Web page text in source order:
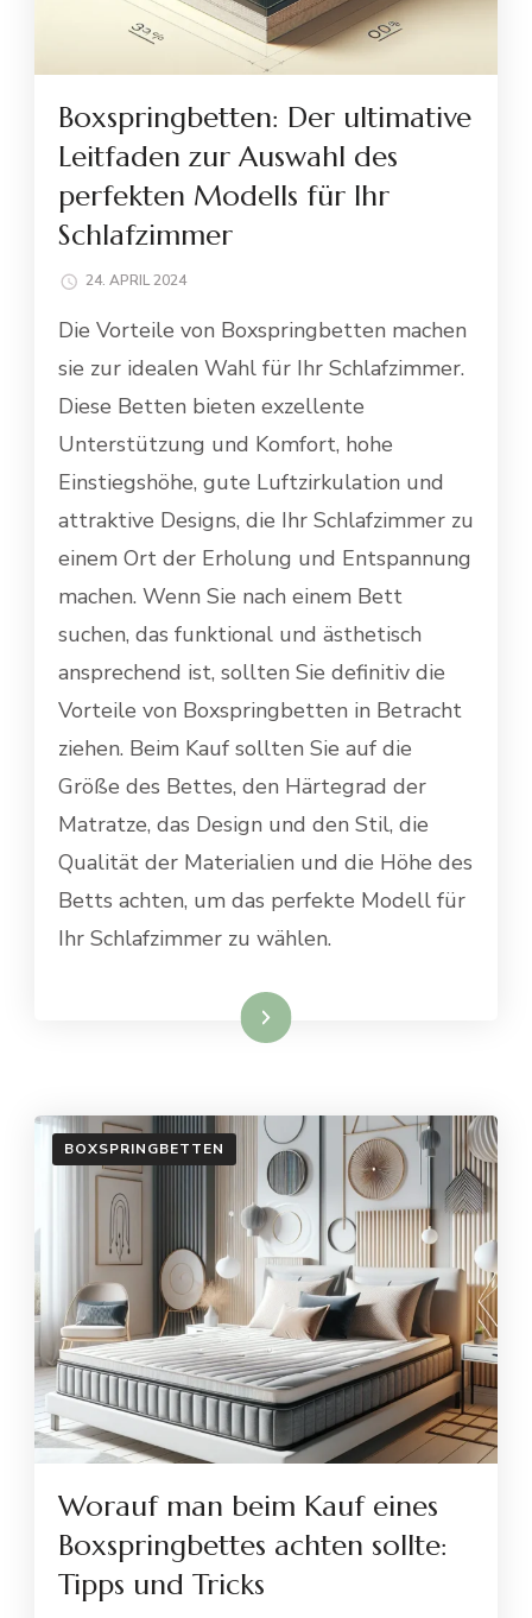
Boxspringbetten: Der ultimative
Leitfaden zur Auswahl des
perfekten Modells für Ihr
Schlafzimmer
24. APRIL 2024
Die Vorteile von Boxspringbetten machen
sie zur idealen Wahl für Ihr Schlafzimmer.
Diese Betten bieten exzellente
Unterstützung und Komfort, hohe
Einstiegshöhe, gute Luftzirkulation und
attraktive Designs, die Ihr Schlafzimmer zu
einem Ort der Erholung und Entspannung
machen. Wenn Sie nach einem Bett
suchen, das funktional und ästhetisch
ansprechend ist, sollten Sie definitiv die
Vorteile von Boxspringbetten in Betracht
ziehen. Beim Kauf sollten Sie auf die
Größe des Bettes, den Härtegrad der
Matratze, das Design und den Stil, die
Qualität der Materialien und die Höhe des
Betts achten, um das perfekte Modell für
Ihr Schlafzimmer zu wählen.
Weiterlesen
BOXSPRINGBETTEN
Worauf man beim Kauf eines
Boxspringbettes achten sollte:
Tipps und Tricks